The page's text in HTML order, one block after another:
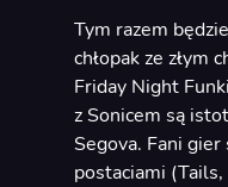
Tym razem
chłopak ze złym
Friday Night
z Sonicem są
Segova. Fani
postaciami